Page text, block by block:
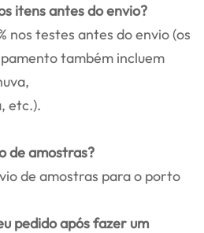
itens antes do envio?
nos testes antes do envio (os
também incluem
etc.).
de amostras?
de amostras para o porto
pedido após fazer um